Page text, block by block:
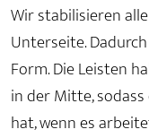
Wir stabilisieren
Unterseite.
Form. Die Leisten
in der Mitte,
hat, wenn es